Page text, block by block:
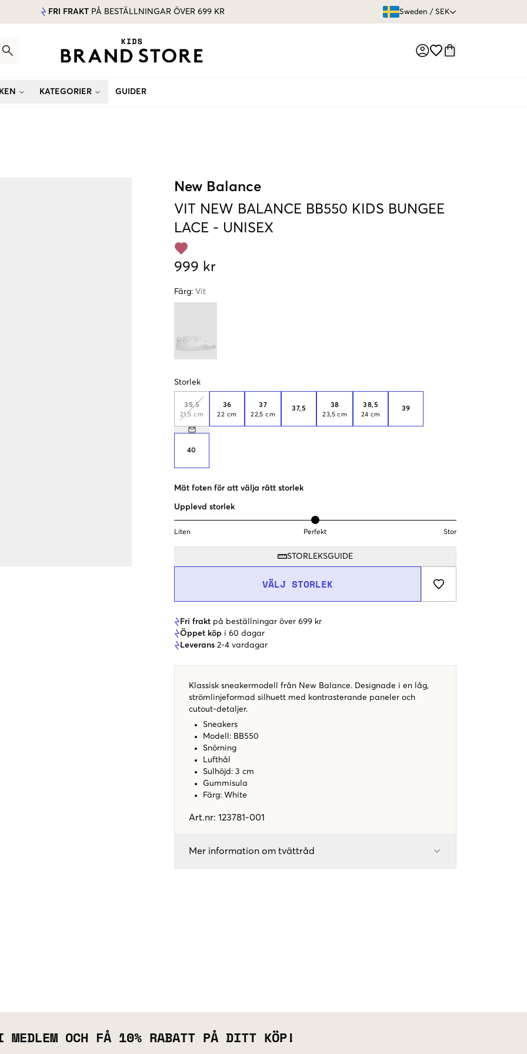
FRI FRAKT PÅ BESTÄLLNINGAR ÖVER 699 KR Sweden / SEK
KATEGORIER GUIDER
New Balance
VIT NEW BALANCE BB550 KIDS BUNGEE
LACE - UNISEX
999 kr
Färg: Vit
Storlek
35,5
21,5 cm
36
22 cm
37
22,5 cm
37,5 38
23,5 cm
38,5
24 cm
39
40
Mät foten för att välja rätt storlek
Upplevd storlek
Liten Perfekt Stor
STORLEKSGUIDE
VÄLJ STORLEK
Fri frakt på beställningar över 699 kr
Öppet köp i 60 dagar
Leverans 2-4 vardagar
Klassisk sneakermodell från New Balance. Designade i en låg,
strömlinjeformad silhuett med kontrasterande paneler och
cutout-detaljer.
Sneakers
Modell: BB550
Snörning
Lufthål
Sulhöjd: 3 cm
Gummisula
Färg: White
Art.nr: 123781-001
Mer information om tvättråd
MEDLEM OCH FÅ 10% RABATT PÅ DITT KÖP!